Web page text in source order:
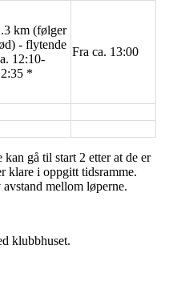
km (følger
- flytende
12:10-
*
Fra ca. 13:00
gå til start 2 etter at de er
klare i oppgitt tidsramme.
mellom løperne.
klubbhuset.